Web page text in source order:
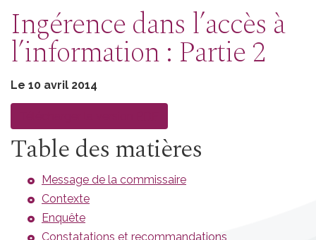
Ingérence dans l’accès à
l’information : Partie 2
Le 10 avril 2014
Table des matières
Message de la commissaire
Contexte
Enquête
Constatations et recommandations